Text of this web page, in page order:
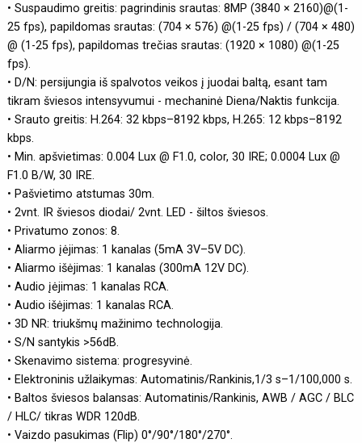
• Suspaudimo greitis: pagrindinis srautas: 8MP (3840 × 2160)@(1-
25 fps), papildomas srautas: (704 × 576) @(1-25 fps) / (704 × 480)
@ (1-25 fps), papildomas trečias srautas: (1920 × 1080) @(1-25
fps).
• D/N: persijungia iš spalvotos veikos į juodai baltą, esant tam
tikram šviesos intensyvumui - mechaninė Diena/Naktis funkcija.
• Srauto greitis: H.264: 32 kbps–8192 kbps, H.265: 12 kbps–8192
kbps.
• Min. apšvietimas: 0.004 Lux @ F1.0, color, 30 IRE; 0.0004 Lux @
F1.0 B/W, 30 IRE.
• Pašvietimo atstumas 30m.
• 2vnt. IR šviesos diodai/ 2vnt. LED - šiltos šviesos.
• Privatumo zonos: 8.
• Aliarmo įėjimas: 1 kanalas (5mA 3V–5V DC).
• Aliarmo išėjimas: 1 kanalas (300mA 12V DC).
• Audio įėjimas: 1 kanalas RCA.
• Audio išėjimas: 1 kanalas RCA.
• 3D NR: triukšmų mažinimo technologija.
• S/N santykis >56dB.
• Skenavimo sistema: progresyvinė.
• Elektroninis užlaikymas: Automatinis/Rankinis,1/3 s–1/100,000 s.
• Baltos šviesos balansas: Automatinis/Rankinis, AWB / AGC / BLC
/ HLC/ tikras WDR 120dB.
• Vaizdo pasukimas (Flip) 0°/90°/180°/270°.